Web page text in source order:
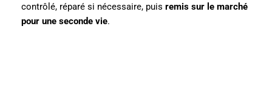
contrôlé, réparé si nécessaire, puis remis sur le marché
pour une seconde vie.